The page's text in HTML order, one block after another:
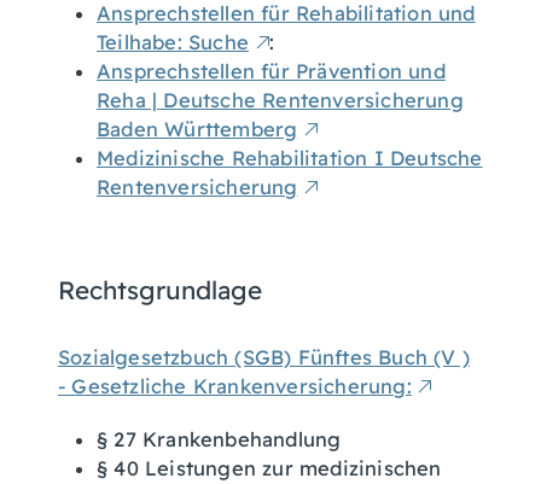
Ansprechstellen für Rehabilitation und
Teilhabe: Suche
:
Ansprechstellen für Prävention und
Reha | Deutsche Rentenversicherung
Baden Württemberg
Medizinische Rehabilitation I Deutsche
Rentenversicherung
Rechtsgrundlage
Sozialgesetzbuch (SGB) Fünftes Buch (V )
- Gesetzliche Krankenversicherung:
§ 27 Krankenbehandlung
§ 40 Leistungen zur medizinischen